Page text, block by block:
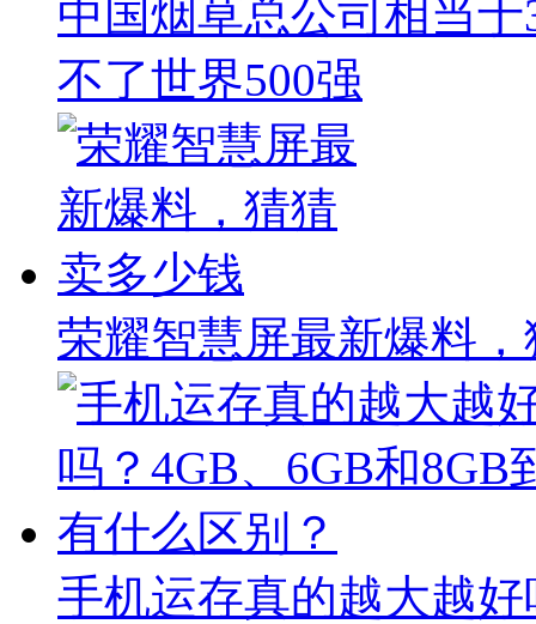
中国烟草总公司相当
不了世界500强
荣耀智慧屏最新爆料
手机运存真的越大越